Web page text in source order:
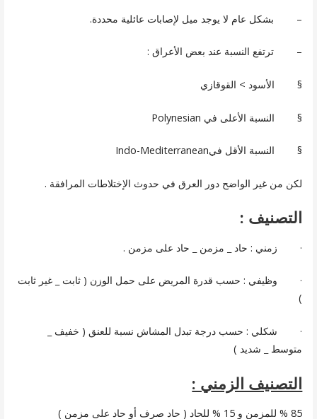
– بشكل عام لا يوجد ميل لإصابات عائلية محددة.
– ترتفع النسبة عند بعض الأعراق :
§ الأسود > القوقازي
§ النسبة الأعلى في Polynesian
§ النسبة الأقل فيIndo-Mediterranean
لكن من غير الواضح دور العرق في حدوث الإختلاطات المرافقة .
التصنيف :
· زمني : حاد _ مزمن _ حاد على مزمن .
· وظيفي : حسب قدرة المريض على حمل الوزن ( ثابت _ غير ثابت
)
· شكلي : حسب درجة تبدل المشاش نسبة للعنق ( خفيف _
متوسط _ شديد )
التصنيف الزمني :
85 % للمزمن و 15 % للحاد ( حاد صرف أو حاد على مزمن )